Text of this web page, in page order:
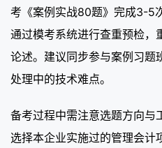
考《案例实战80题》完成3-5
通过模考系统进行查重预检，
论述。建议同步参与案例习题
处理中的技术难点。
备考过程中需注意选题方向与
选择本企业实施过的管理会计